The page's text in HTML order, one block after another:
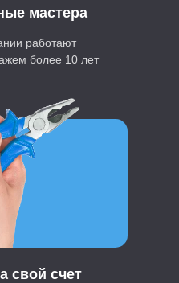
мастера
работают
более 10 лет
свой счет